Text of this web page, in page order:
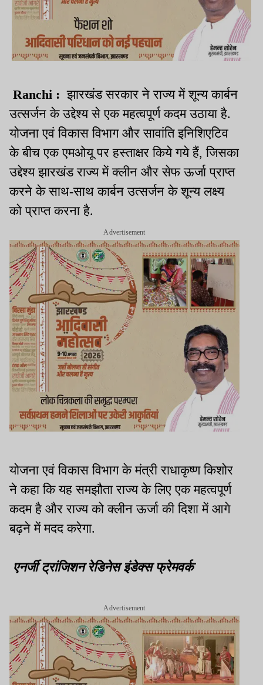
Ranchi : झारखंड सरकार ने राज्य में शून्य कार्बन
उत्सर्जन के उद्देश्य से एक महत्वपूर्ण कदम उठाया है.
योजना एवं विकास विभाग और सावांति इनिशिएटिव
के बीच एक एमओयू पर हस्ताक्षर किये गये हैं,जिसका
उद्देश्य झारखंड राज्य में क्लीन और सेफ ऊर्जा प्राप्त
करने के साथ-साथ कार्बन उत्सर्जन के शून्य लक्ष्य
को प्राप्त करना है.
Advertisement
योजना एवं विकास विभाग के मंत्री राधाकृष्ण किशोर
ने कहा कि यह समझौता राज्य के लिए एक महत्वपूर्ण
कदम है और राज्य को क्लीन ऊर्जा की दिशा में आगे
बढ़ने में मदद करेगा.
एनर्जी ट्रांजिशन रेडिनेस इंडेक्स फ्रेमवर्क
Advertisement